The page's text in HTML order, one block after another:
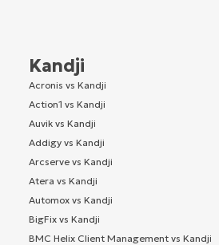
Kandji
Acronis vs Kandji
Action1 vs Kandji
Auvik vs Kandji
Addigy vs Kandji
Arcserve vs Kandji
Atera vs Kandji
Automox vs Kandji
BigFix vs Kandji
BMC Helix Client Management vs Kandji